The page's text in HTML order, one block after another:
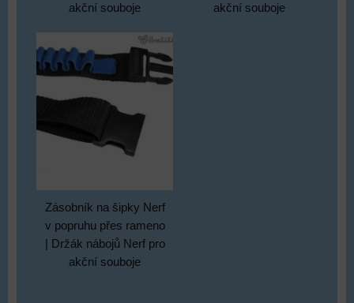
akční souboje
akční souboje
Zásobník na šipky Nerf
v popruhu přes rameno
| Držák nábojů Nerf pro
akční souboje